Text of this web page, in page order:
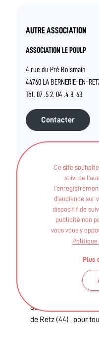
Ce site
suivi de
d’audience sur
dispositif de
publicité non
vous vous y
Plus
AUTRE ASSOCIATION
ASSOCIATION LE POULP
4 rue du Pré Boismain
44760 LA BERNERIE-EN-
Tél. 07 .5 2. 04 .4 8. 63
Contacter
INTERVENANTS
Structures (associations,
VIRGINIE BRICAUD
STAPS APA - Maitrise
activités physiques
de Retz (44) , pour